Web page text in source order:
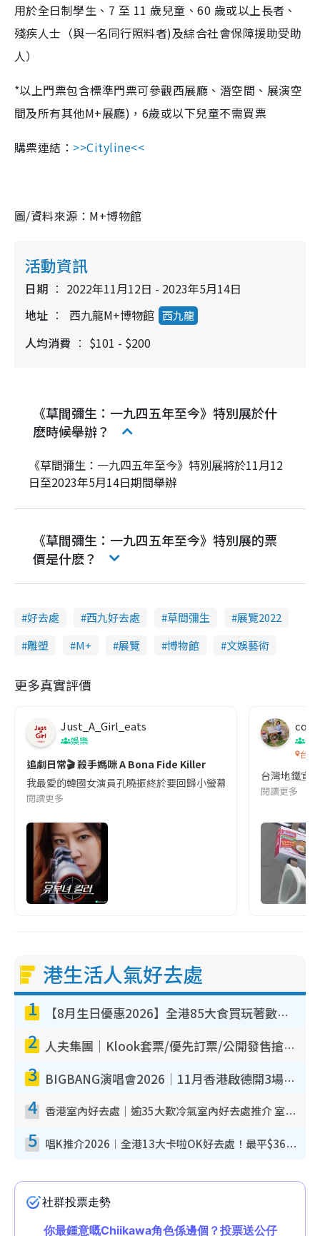
用於全日制學生、 7 至 11 歲兒童、60 歲或以上長者、
殘疾人士（與一名同行照料者)及綜合社會保障援助受助
人）
*以上門票包含標準門票可參觀西展廳、潛空間、展演空
間及所有其他M+展廳) ， 6歲或以下兒童不需買票
購票連結： >>Cityline<<
圖/資料來源：M+博物館
活動資訊
日期
2022年11月12日 - 2023年5月14日
地址
西九龍M+博物館 西九龍
人均消費 $101 - $200
《草間彌生：一九四五年至今》特別展於什
麽時候舉辦？
《草間彌生：一九四五年至今》特別展將於11月12
日至2023年5月14日期間舉辦
《草間彌生：一九四五年至今》特別展的票
價是什麽？
好去處 西九好去處 草間彌生
展覽2022
雕塑
M+ 展覽 博物館 文娛藝術
更多真實評價
Just_A_Girl_eats
娛樂
追劇日常🎬 殺手媽咪 A Bona Fide Killer
我最愛的韓國女演員孔曉振終於要回歸小螢幕啦!這次的劇本改編
閱讀更多
co
吹
台灣
台灣地鐵宣
閱讀更多
港生活人氣好去處
1 【8月生日優惠2026】全港85大食買玩著數攻略 自助餐/火鍋放題同行免費＋誠品/DONKI送現金券
2 人夫集團｜Klook套票/優先訂票/公開發售搶飛攻略！附票價.購票連結.場地座位表
3 BIGBANG演唱會2026｜11月香港啟德開3場！實名制VIP申請、優先購票攻略
4 香港室內好去處｜逾35大歎冷氣室內好去處推介 室內活動免費避雨無懼落雨
5 唱K推介2026︱全港13大卡啦OK好去處！最平$36起 日文K都有！(附地址+收費詳情)